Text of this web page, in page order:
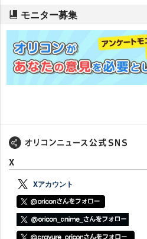
モニター募集
X
Xアカウント